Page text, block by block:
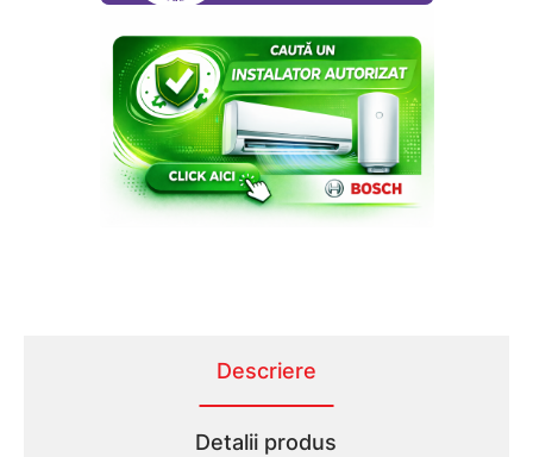
Descriere
Detalii produs